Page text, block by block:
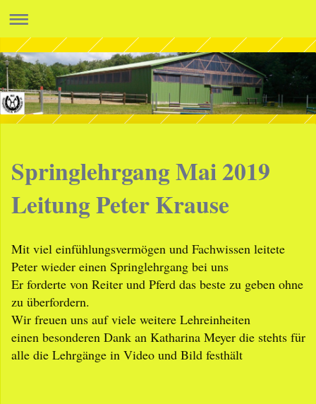
Springlehrgang Mai 2019
Leitung Peter Krause
Mit viel einfühlungsvermögen und Fachwissen leitete
Peter wieder einen Springlehrgang bei uns
Er forderte von Reiter und Pferd das beste zu geben ohne
zu überfordern.
Wir freuen uns auf viele weitere Lehreinheiten
einen besonderen Dank an Katharina Meyer die stehts für
alle die Lehrgänge in Video und Bild festhält